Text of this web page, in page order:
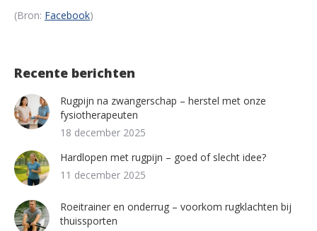
(Bron: Facebook)
Recente berichten
Rugpijn na zwangerschap – herstel met onze
fysiotherapeuten
18 december 2025
Hardlopen met rugpijn – goed of slecht idee?
11 december 2025
Roeitrainer en onderrug – voorkom rugklachten bij
thuissporten